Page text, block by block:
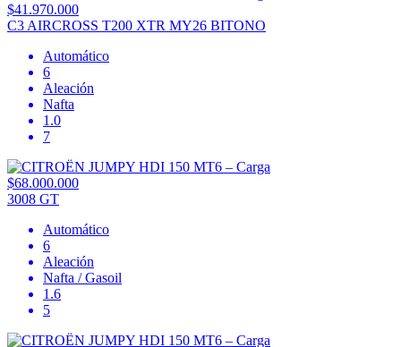
$41.970.000
C3 AIRCROSS T200 XTR MY26 BITONO
Automático
6
Aleación
Nafta
1.0
7
$68.000.000
3008 GT
Automático
6
Aleación
Nafta / Gasoil
1.6
5